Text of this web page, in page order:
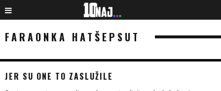
FARAONKA HATŠEPSUT
JER SU ONE TO ZASLUŽILE